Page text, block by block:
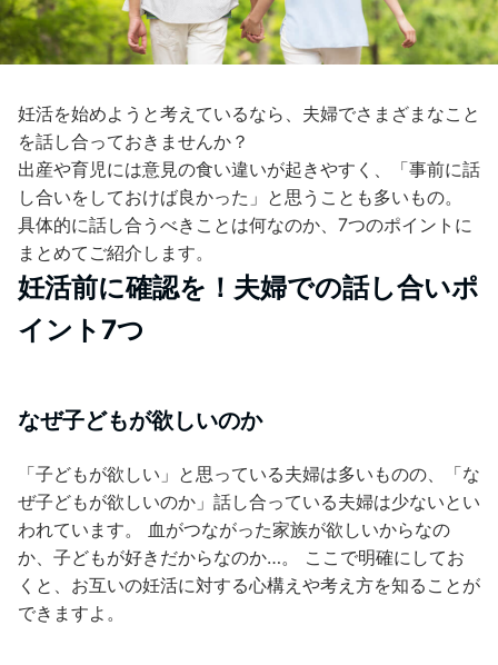
妊活を始めようと考えているなら、夫婦でさまざまなこと
を話し合っておきませんか？
出産や育児には意見の食い違いが起きやすく、「事前に話
し合いをしておけば良かった」と思うことも多いもの。
具体的に話し合うべきことは何なのか、7つのポイントに
まとめてご紹介します。
妊活前に確認を！夫婦での話し合いポ
イント7つ
なぜ子どもが欲しいのか
「子どもが欲しい」と思っている夫婦は多いものの、「な
ぜ子どもが欲しいのか」話し合っている夫婦は少ないとい
われています。 血がつながった家族が欲しいからなの
か、子どもが好きだからなのか…。 ここで明確にしてお
くと、お互いの妊活に対する心構えや考え方を知ることが
できますよ。